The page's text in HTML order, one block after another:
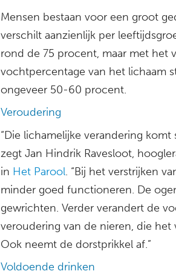
Mensen bestaan voor een groot
verschilt aanzienlijk per
rond de 75 procent, maar met het
vochtpercentage van het lichaam
ongeveer 50-60 procent.
Veroudering
“Die lichamelijke verandering
zegt Jan Hindrik Ravesloot,
in Het Parool. “Bij het verstrijken
minder goed functioneren. De
gewrichten. Verder verandert de
veroudering van de nieren, die
Ook neemt de dorstprikkel af.”
Voldoende drinken